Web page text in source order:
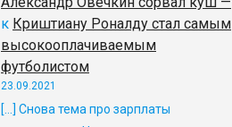
к Криштиану Роналду стал самым
высокооплачиваемым
футболистом
23.09.2021
[…] Снова тема про зарплаты